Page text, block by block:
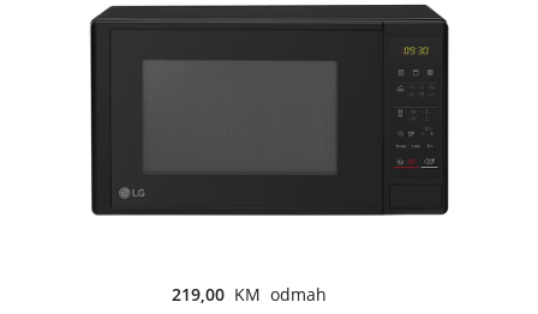
219,00 KM odmah